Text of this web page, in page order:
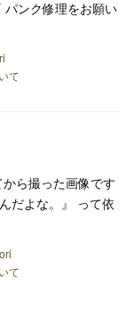
パンク修理をお願い
て
ら撮った画像です
だよな。』 って依
て